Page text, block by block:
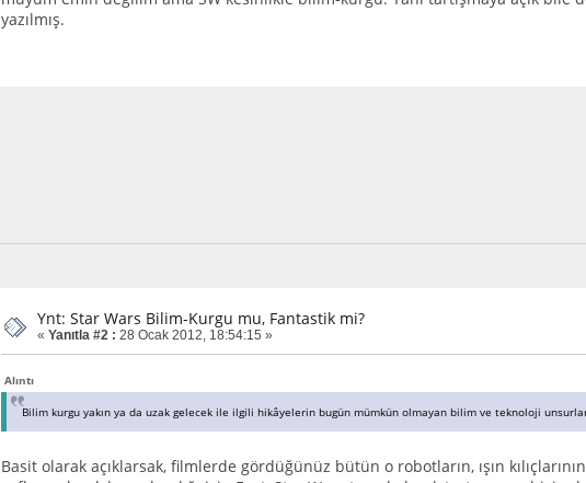
yazılmış.
Ynt: Star Wars Bilim-Kurgu mu, Fantastik mi?
« Yanıtla #2 : 28 Ocak 2012, 18:54:15 »
Alıntı
Bilim kurgu yakın ya da uzak gelecek ile ilgili hikâyelerin bugün mümkün olmayan bilim ve teknoloji
Basit olarak açıklarsak, filmlerde gördüğünüz bütün o robotların, ışın